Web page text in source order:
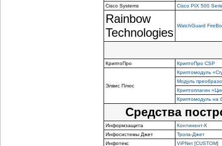
Cisco Systems
Cisco PIX 500
Rainbow
Technologies
WatchGuard
КриптоПро КриптоПро CSP
Элвис Плюс
Криптомодуль
Модуль
Криптоплагин
Криптомодуль на
Средства
Информзащита
Континент-К
Инфосистемы Джет
Тропа-Джет
Инфотекс
ViPNet [CUSTOM]